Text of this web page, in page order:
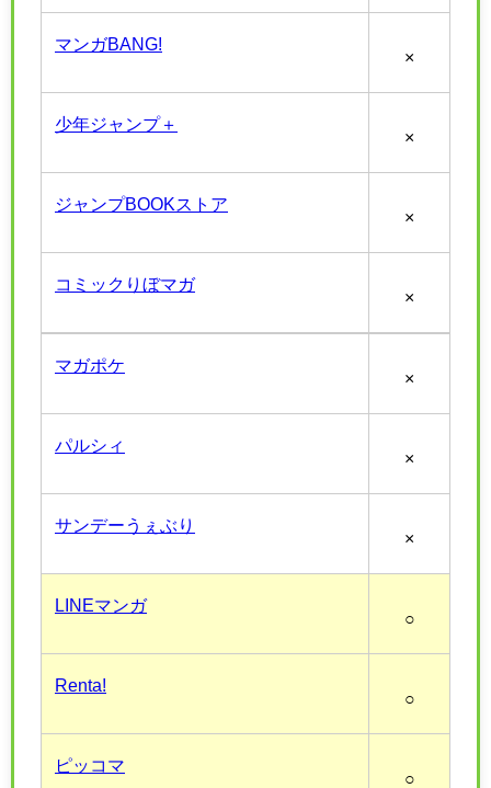
マンガBANG!
×
少年ジャンプ＋
×
ジャンプBOOKストア
×
コミックりぼマガ
×
マガポケ
×
パルシィ
×
サンデーうぇぶり
×
LINEマンガ
○
Renta!
○
ピッコマ
○